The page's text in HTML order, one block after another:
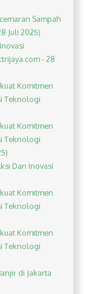
Sampah
Juli 2025)
- 28
Komitmen
Teknologi
Komitmen
Teknologi
Dan Inovasi
Komitmen
Teknologi
Komitmen
Teknologi
di Jakarta